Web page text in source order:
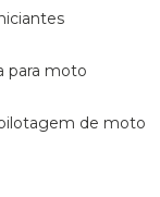
para moto
pilotagem de moto